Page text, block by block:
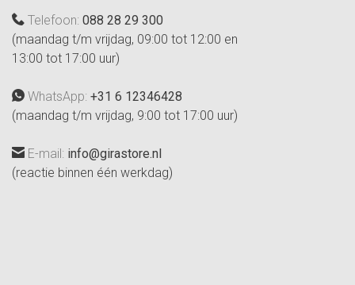
Telefoon: 088 28 29 300
(maandag t/m vrijdag, 09:00 tot 12:00 en
13:00 tot 17:00 uur)
WhatsApp: +31 6 12346428
(maandag t/m vrijdag, 9:00 tot 17:00 uur)
E-mail: info@girastore.nl
(reactie binnen één werkdag)